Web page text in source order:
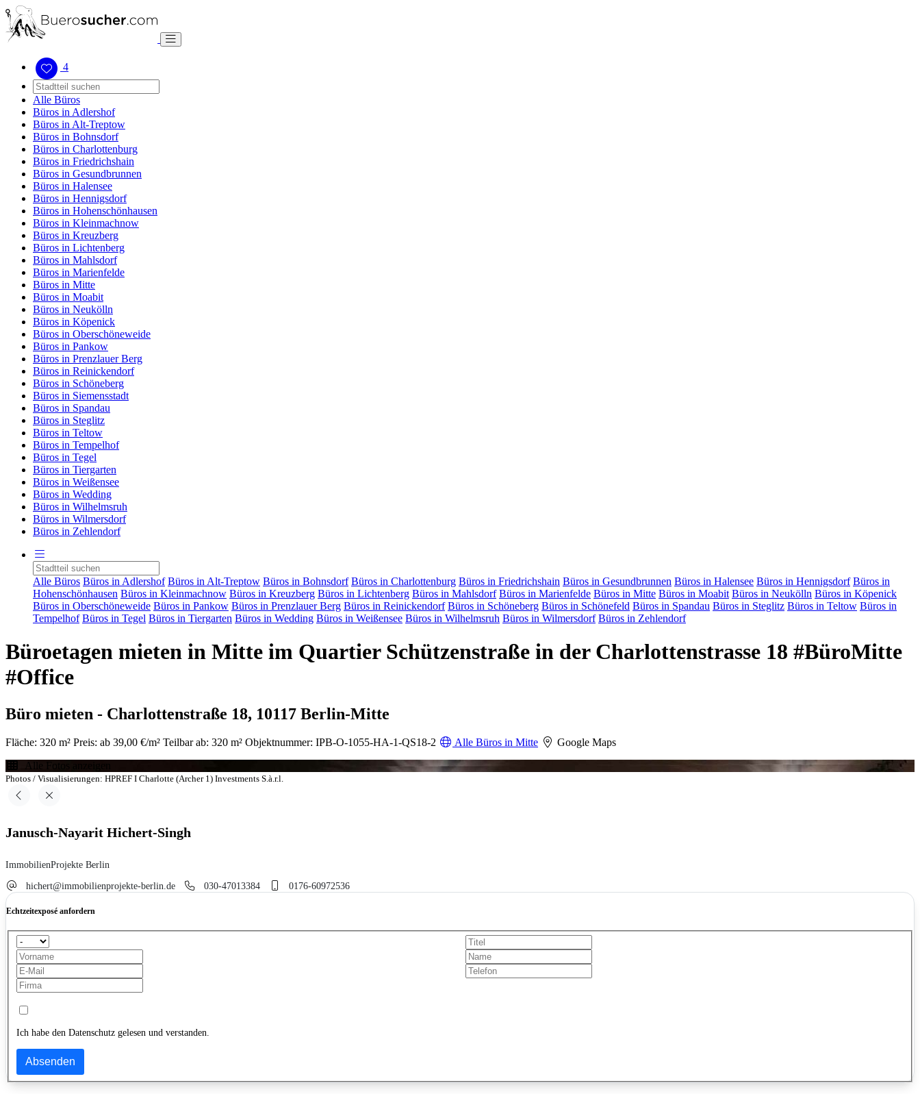
4
Alle Büros
Büros in Adlershof
Büros in Alt-Treptow
Büros in Bohnsdorf
Büros in Charlottenburg
Büros in Friedrichshain
Büros in Gesundbrunnen
Büros in Halensee
Büros in Hennigsdorf
Büros in Hohenschönhausen
Büros in Kleinmachnow
Büros in Kreuzberg
Büros in Lichtenberg
Büros in Mahlsdorf
Büros in Marienfelde
Büros in Mitte
Büros in Moabit
Büros in Neukölln
Büros in Köpenick
Büros in Oberschöneweide
Büros in Pankow
Büros in Prenzlauer Berg
Büros in Reinickendorf
Büros in Schöneberg
Büros in Siemensstadt
Büros in Spandau
Büros in Steglitz
Büros in Teltow
Büros in Tempelhof
Büros in Tegel
Büros in Tiergarten
Büros in Weißensee
Büros in Wedding
Büros in Wilhelmsruh
Büros in Wilmersdorf
Büros in Zehlendorf
Alle Büros Büros in Adlershof Büros in Alt-Treptow Büros in Bohnsdorf Büros in Charlottenburg Büros in Friedrichshain Büros in Gesundbrunnen Büros in Halensee Büros in Hennigsdorf Büros in
Hohenschönhausen Büros in Kleinmachnow Büros in Kreuzberg Büros in Lichtenberg Büros in Mahlsdorf Büros in Marienfelde Büros in Mitte Büros in Moabit Büros in Neukölln Büros in Köpenick
Büros in Oberschöneweide Büros in Pankow Büros in Prenzlauer Berg Büros in Reinickendorf Büros in Schöneberg Büros in Schönefeld Büros in Spandau Büros in Steglitz Büros in Teltow Büros in
Tempelhof Büros in Tegel Büros in Tiergarten Büros in Wedding Büros in Weißensee Büros in Wilhelmsruh Büros in Wilmersdorf Büros in Zehlendorf
Büroetagen mieten in Mitte im Quartier Schützenstraße in der Charlottenstrasse 18 #BüroMitte
#Office
Büro mieten - Charlottenstraße 18, 10117 Berlin-Mitte
Fläche: 320 m² Preis: ab 39,00 €/m² Teilbar ab: 320 m² Objektnummer: IPB-O-1055-HA-1-QS18-2 Alle Büros in Mitte
Google Maps
Alle Fotos anzeigen
Photos / Visualisierungen: HPREF I Charlotte (Archer 1) Investments S.à.r.l.
Janusch-Nayarit Hichert-Singh
ImmobilienProjekte Berlin
hichert@immobilienprojekte-berlin.de
030-47013384 0176-60972536
Echtzeitexposé anfordern
Ich habe den Datenschutz gelesen und verstanden.
Absenden